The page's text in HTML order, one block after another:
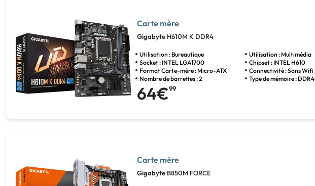
Carte mère
Gigabyte H610M K DDR4
Utilisation : Bureautique
Utilisation : Multimédia
Socket : INTEL LGA1700
Chipset : INTEL H610
Format Carte-mère : Micro-ATX
Connectivité : Sans Wifi
Nombre de barrettes : 2
Type de mémoire : DDR4
64€99
Carte mère
Gigabyte B850M FORCE